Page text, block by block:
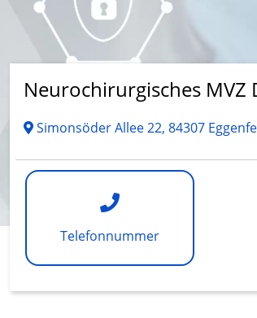
Neurochirurgisches MVZ
Simonsöder Allee 22, 84307
Telefonnummer